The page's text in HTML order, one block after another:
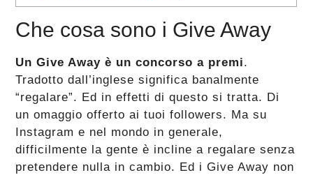
Che cosa sono i Give Away
Un Give Away è un concorso a premi.
Tradotto dall’inglese significa banalmente
“regalare”. Ed in effetti di questo si tratta. Di
un omaggio offerto ai tuoi followers. Ma su
Instagram e nel mondo in generale,
difficilmente la gente è incline a regalare senza
pretendere nulla in cambio. Ed i Give Away non